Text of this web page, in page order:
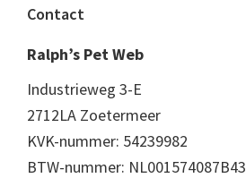
Footer
Contact
Ralph’s Pet Web
Industrieweg 3-E
2712LA Zoetermeer
KVK-nummer: 54239982
BTW-nummer: NL001574087B43